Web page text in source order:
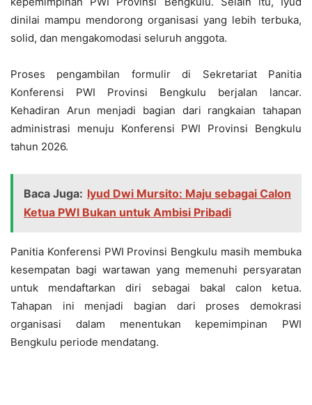
dinilai mampu mendorong organisasi yang lebih terbuka,
solid, dan mengakomodasi seluruh anggota.
Proses pengambilan formulir di Sekretariat Panitia
Konferensi PWI Provinsi Bengkulu berjalan lancar.
Kehadiran Arun menjadi bagian dari rangkaian tahapan
administrasi menuju Konferensi PWI Provinsi Bengkulu
tahun 2026.
Baca Juga: Iyud Dwi Mursito: Maju sebagai Calon
Ketua PWI Bukan untuk Ambisi Pribadi
Panitia Konferensi PWI Provinsi Bengkulu masih membuka
kesempatan bagi wartawan yang memenuhi persyaratan
untuk mendaftarkan diri sebagai bakal calon ketua.
Tahapan ini menjadi bagian dari proses demokrasi
organisasi dalam menentukan kepemimpinan PWI
Bengkulu periode mendatang.